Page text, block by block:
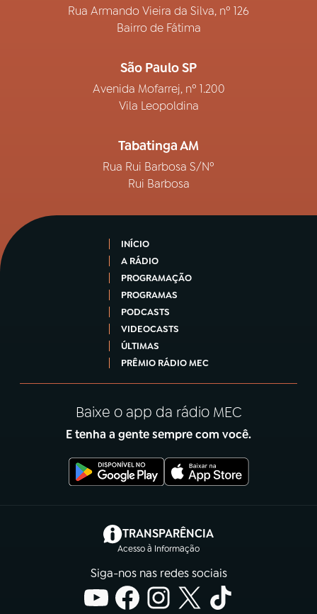
Rua Armando Vieira da Silva, nº 126
Bairro de Fátima
São Paulo SP
Avenida Mofarrej, nº 1.200
Vila Leopoldina
Tabatinga AM
Rua Rui Barbosa S/Nº
Rui Barbosa
INÍCIO
A RÁDIO
PROGRAMAÇÃO
PROGRAMAS
PODCASTS
VIDEOCASTS
ÚLTIMAS
PRÊMIO RÁDIO MEC
Baixe o app da rádio MEC
E tenha a gente sempre com você.
TRANSPARÊNCIA
Acesso à Informação
(abre em nova aba)
Siga-nos nas redes sociais